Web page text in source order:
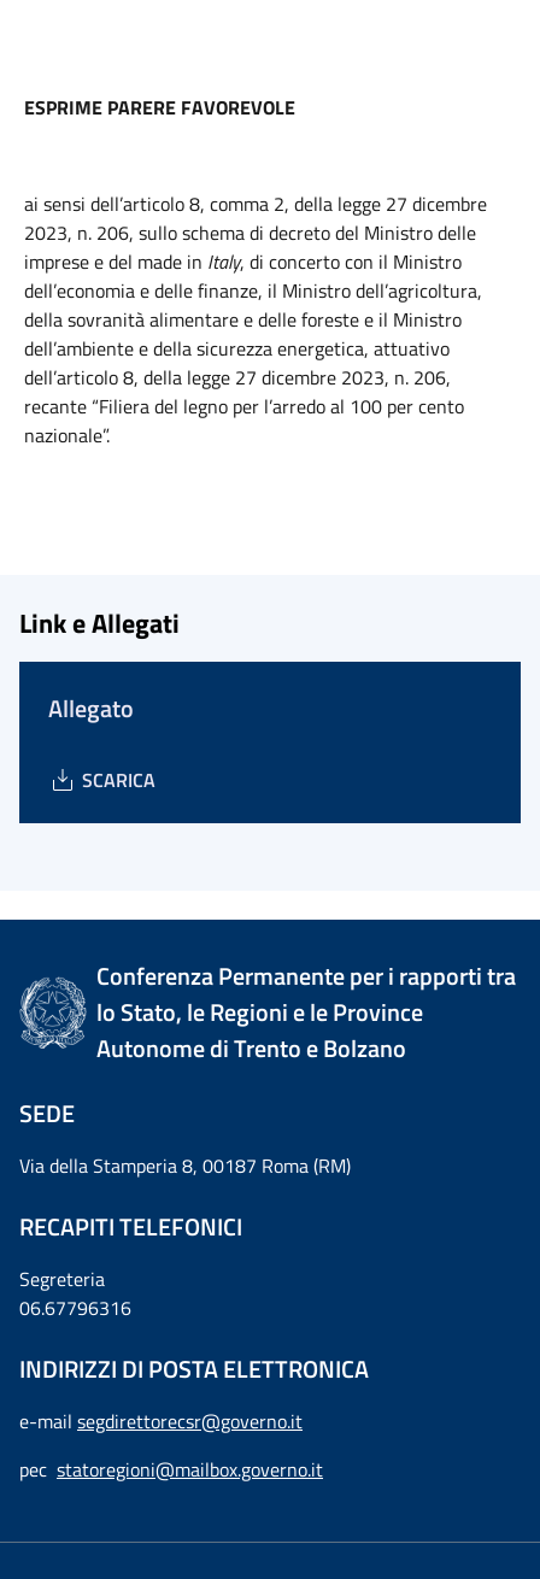
ESPRIME PARERE FAVOREVOLE
ai sensi dell’articolo 8, comma 2, della legge 27 dicembre
2023, n. 206, sullo schema di decreto del Ministro delle
imprese e del made in Italy, di concerto con il Ministro
dell’economia e delle finanze, il Ministro dell’agricoltura,
della sovranità alimentare e delle foreste e il Ministro
dell’ambiente e della sicurezza energetica, attuativo
dell’articolo 8, della legge 27 dicembre 2023, n. 206,
recante “Filiera del legno per l’arredo al 100 per cento
nazionale”.
Link e Allegati
Allegato
SCARICA
Conferenza Permanente per i rapporti tra
lo Stato, le Regioni e le Province
Autonome di Trento e Bolzano
SEDE
Via della Stamperia 8, 00187 Roma (RM)
RECAPITI TELEFONICI
Segreteria
06.67796316
INDIRIZZI DI POSTA ELETTRONICA
e-mail segdirettorecsr@governo.it
pec statoregioni@mailbox.governo.it